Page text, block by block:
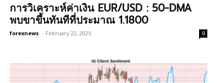
การวิเคราะห์ค่าเงิน EUR/USD : 50-DMA
พบขาขึ้นทันทีที่ประมาณ 1.1800
forexnews - February 22, 2025 0